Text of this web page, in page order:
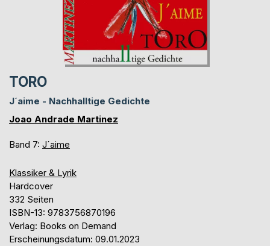
TORO
J´aime - Nachhalltige Gedichte
Joao Andrade Martinez
Band 7: J´aime
Klassiker & Lyrik
Hardcover
332 Seiten
ISBN-13: 9783756870196
Verlag: Books on Demand
Erscheinungsdatum: 09.01.2023